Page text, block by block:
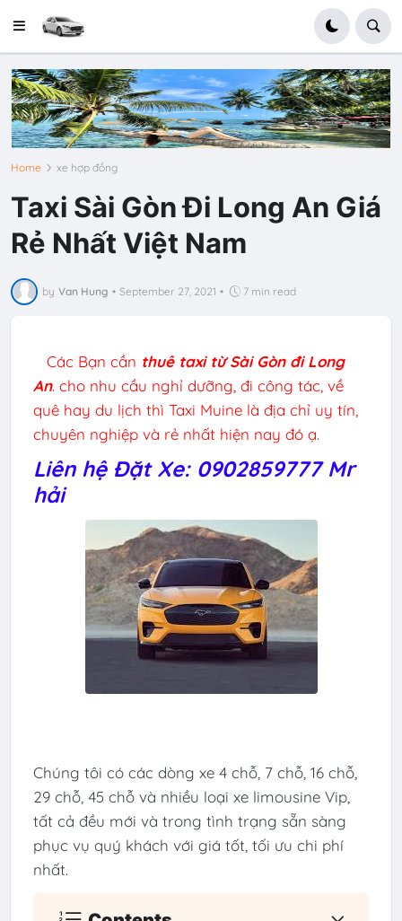
Home xe hợp đồng
Taxi Sài Gòn Đi Long An Giá
Rẻ Nhất Việt Nam
by Van Hung • September 27, 2021 • 7 min read
Các Bạn cần thuê taxi từ Sài Gòn điLong
An. cho nhu cầu nghỉ dưỡng, đi công tác, về
quê hay du lịch thì Taxi Muine là địa chỉ uy tín,
chuyên nghiệp và rẻ nhất hiện nay đó ạ.
Liên hệ Đặt Xe: 0902859777 Mr
hải
Chúng tôi có các dòng xe 4 chỗ, 7 chỗ, 16 chỗ,
29 chỗ, 45 chỗ và nhiều loại xe limousine Vip,
tất cả đều mới và trong tình trạng sẵn sàng
phục vụ quý khách với giá tốt, tối ưu chi phí
nhất.